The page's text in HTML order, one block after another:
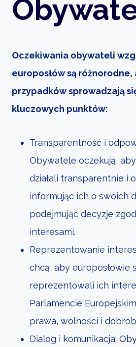
Oczekiwania obywateli
europosłów są
przypadków sprowadzają
kluczowych punktów:
Transparentność i
Obywatele oczekują,
działali transparentnie i
informując ich o swoich
podejmując decyzje
interesami.
Reprezentowanie
chcą, aby europosłowie
reprezentowali ich
Parlamencie
prawa, wolności i
Dialog i komunikacja: